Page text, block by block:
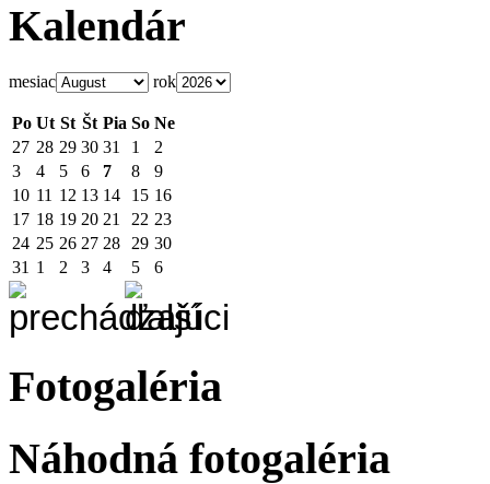
Kalendár
mesiac rok
Po Ut St Št Pia So Ne
27 28 29 30 31 1
2
3
4 5 6 7 8
9
10 11 12 13 14 15 16
17 18 19 20 21 22 23
24 25 26 27 28 29 30
31 1 2 3 4 5 6
Fotogaléria
Náhodná fotogaléria